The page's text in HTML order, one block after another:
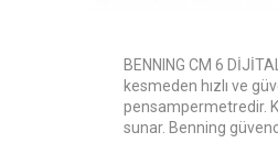
BENNING CM 6
kesmeden hızlı ve
pensampermetredir.
sunar. Benning